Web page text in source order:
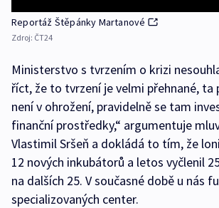
Reportáž Štěpánky Martanové
Zdroj: ČT24
Ministerstvo s tvrzením o krizi
říct, že to tvrzení je velmi přehnané, ta
není v ohrožení, pravidelně se tam
finanční prostředky,“ argumentuje
Vlastimil Sršeň a dokládá to tím, že
12 nových inkubátorů a letos vyčlenil
na dalších 25. V současné době u nás
specializovaných center.